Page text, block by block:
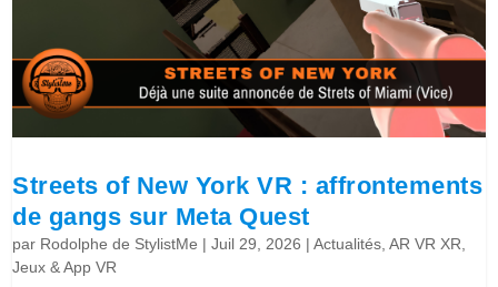
Streets of New York VR : affrontements
de gangs sur Meta Quest
par Rodolphe de StylistMe |Juil 29, 2026 |Actualités ,AR VR XR
Jeux & App VR